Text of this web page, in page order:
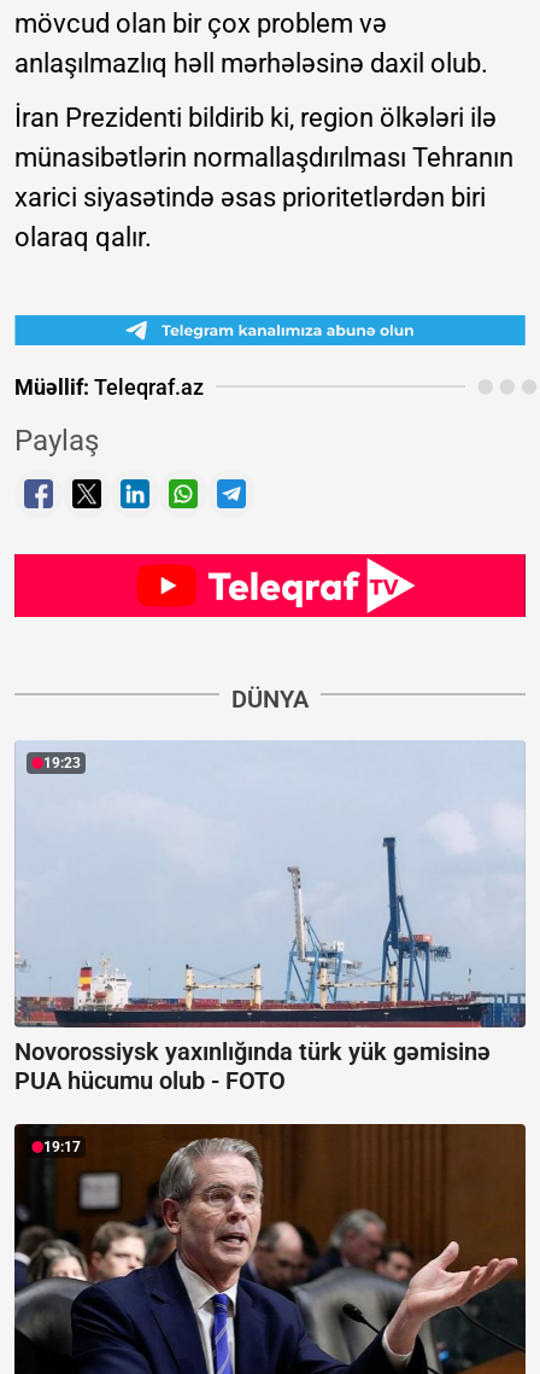
mövcud olan bir çox problem və
anlaşılmazlıq həll mərhələsinə daxil olub.
İran Prezidenti bildirib ki, region ölkələri ilə
münasibətlərin normallaşdırılması Tehranın
xarici siyasətində əsas prioritetlərdən biri
olaraq qalır.
Müəllif: Teleqraf.az
Paylaş
DÜNYA
19:23
Novorossiysk yaxınlığında türk yük gəmisinə
PUA hücumu olub - FOTO
19:17